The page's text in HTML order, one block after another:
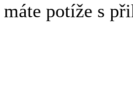
potíže s